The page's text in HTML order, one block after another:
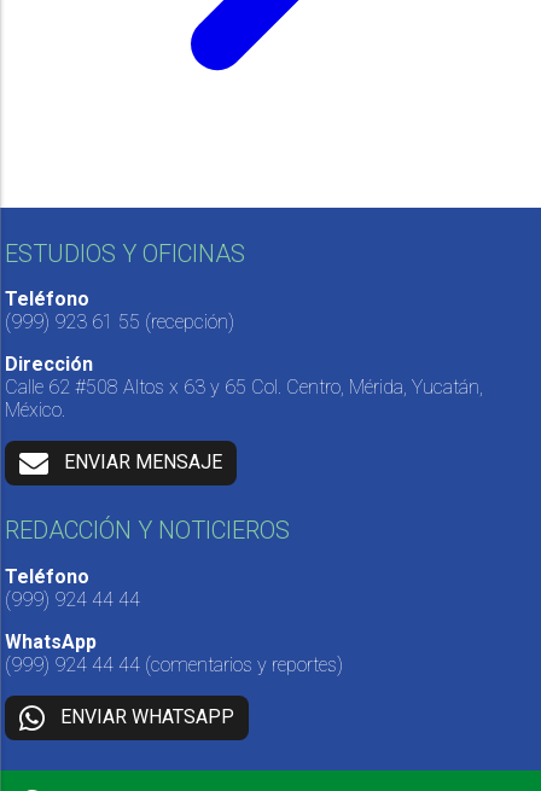
ESTUDIOS Y OFICINAS
Teléfono
(999) 923 61 55 (recepción)
Dirección
Calle 62 #508 Altos x 63 y 65 Col. Centro, Mérida, Yucatán,
México.
ENVIAR MENSAJE
REDACCIÓN Y NOTICIEROS
Teléfono
(999) 924 44 44
WhatsApp
(999) 924 44 44 (comentarios y reportes)
ENVIAR WHATSAPP